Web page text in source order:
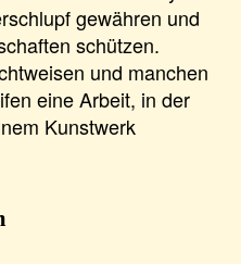
gewähren und
schützen.
und manchen
eine Arbeit, in der
Kunstwerk